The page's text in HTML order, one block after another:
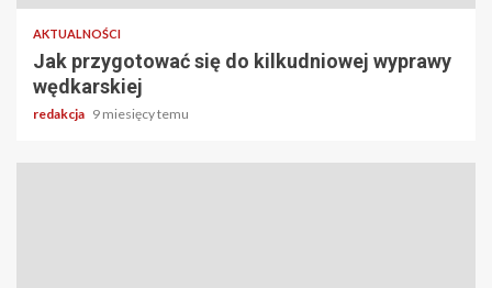
AKTUALNOŚCI
Jak przygotować się do kilkudniowej wyprawy
wędkarskiej
redakcja 9 miesięcy temu